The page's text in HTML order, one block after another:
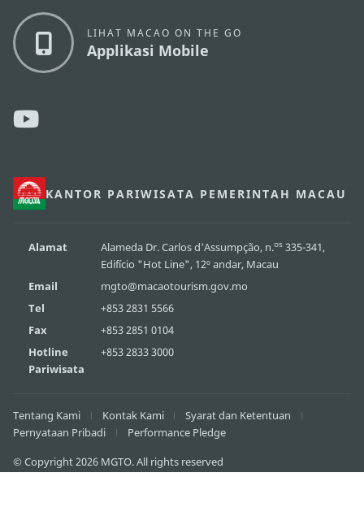
KANTOR PARIWISATA PEMERINTAH MACAU
Alamat Alameda Dr. Carlos d'Assumpção, n.os335-341,
Edifício "Hot Line", 12º andar, Macau
Email
mgto@macaotourism.gov.mo
Tel
+853 2831 5566
Fax
+853 2851 0104
Hotline
Pariwisata
+853 2833 3000
LIHAT MACAO ON THE GO
Applikasi Mobile
Tentang Kami Kontak Kami
Syarat dan Ketentuan
Pernyataan Pribadi
Performance Pledge
© Copyright 2026 MGTO. All rights reserved